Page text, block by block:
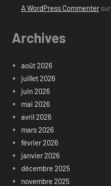
A WordPress Commentersur
Archives
août 2026
juillet 2026
juin 2026
mai 2026
avril 2026
mars 2026
février 2026
janvier 2026
décembre 2025
novembre 2025